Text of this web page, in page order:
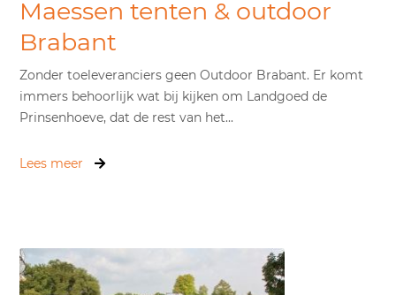
Maessen tenten & outdoor
Brabant
Zonder toeleveranciers geen Outdoor Brabant. Er komt
immers behoorlijk wat bij kijken om Landgoed de
Prinsenhoeve, dat de rest van het...
Lees meer